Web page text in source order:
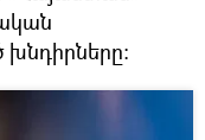
խնդիրները։